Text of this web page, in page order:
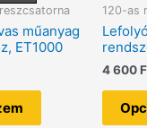
műanyag
ET1000
120-as
4 600